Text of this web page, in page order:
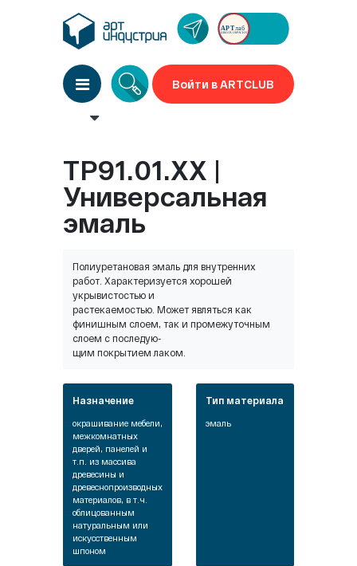
Войти в ARTCLUB
TP91.01.XX |
Универсальная
эмаль
Полиуретановая эмаль для внутренних
работ. Характеризуется хорошей
укрывистостью и
растекаемостью. Может являться как
финишным слоем, так и промежуточным
слоем с последую-
щим покрытием лаком.
Назначение
окрашивание мебели,
межкомнатных
дверей, панелей и
т.п. из массива
древесины и
древеснопроизводных
материалов, в т.ч.
облицованным
натуральным или
искусственным
шпоном
Тип материала
эмаль